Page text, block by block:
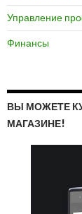
Управление
Финансы
ВЫ МОЖЕТЕ
МАГАЗИНЕ!